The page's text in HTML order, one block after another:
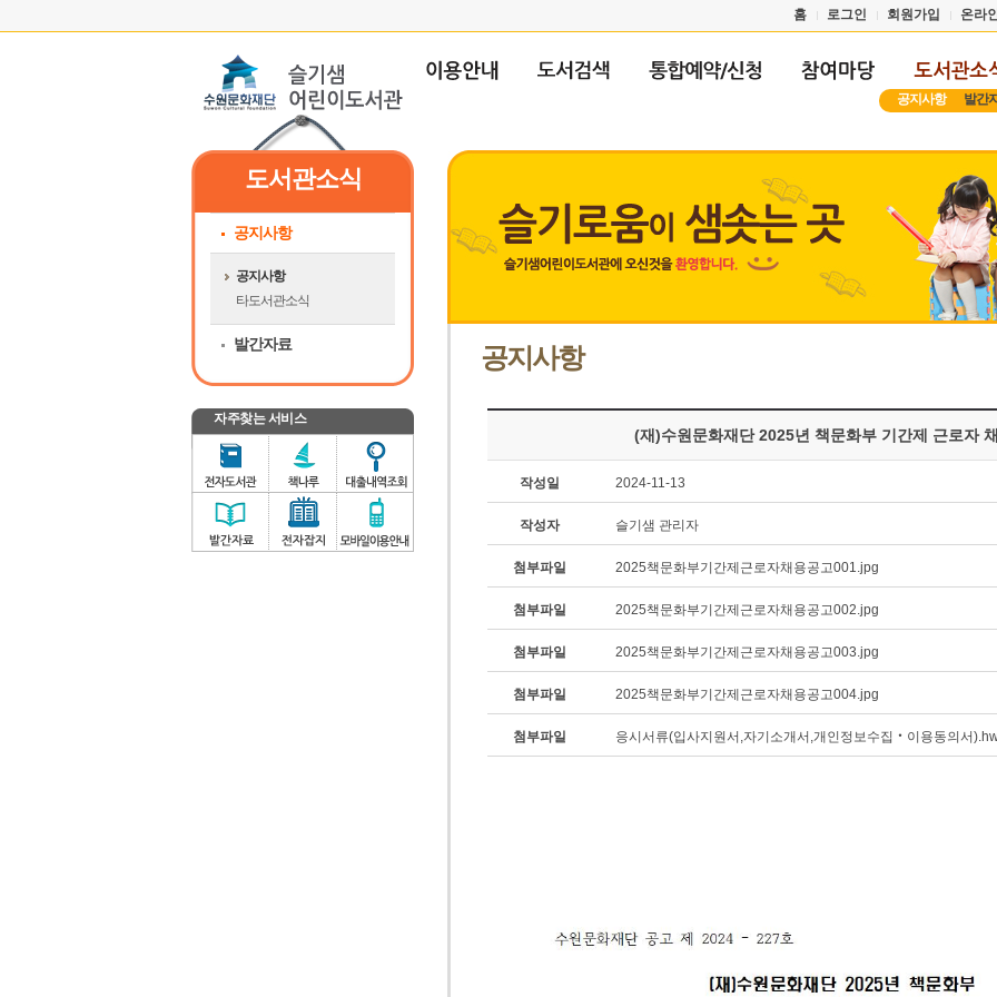
홈 로그인 회원가입 온라
공지사항 발간
도서관소식
공지사항
공지사항
타도서관소식
발간자료
자주찾는 서비스
공지사항
(재)수원문화재단 2025년 책문화부 기간제 근로자
작성일 2024-11-13
작성자 슬기샘 관리자
첨부파일 2025책문화부기간제근로자채용공고001.jpg
첨부파일 2025책문화부기간제근로자채용공고002.jpg
첨부파일 2025책문화부기간제근로자채용공고003.jpg
첨부파일 2025책문화부기간제근로자채용공고004.jpg
첨부파일 응시서류(입사지원서,자기소개서,개인정보수집‧이용동의서